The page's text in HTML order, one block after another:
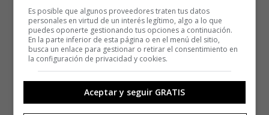
Es posible que algunos proveedores traten tus datos
personales en virtud de un interés legítimo, algo a lo que
puedes oponerte gestionando tus opciones a continuación.
En la parte inferior de esta página o en el menú del sitio,
busca un enlace para gestionar o retirar el consentimiento en
la configuración de privacidad y cookies.
Aceptar y seguir GRATIS